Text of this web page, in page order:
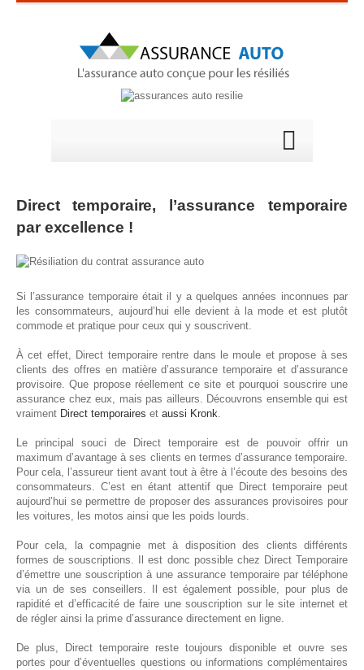
Direct temporaire, l’assurance temporaire
par excellence !
Si l’assurance temporaire était il y a quelques années inconnues par
les consommateurs, aujourd’hui elle devient à la mode et est plutôt
commode et pratique pour ceux qui y souscrivent.
À cet effet, Direct temporaire rentre dans le moule et propose à ses
clients des offres en matière d’assurance temporaire et d’assurance
provisoire. Que propose réellement ce site et pourquoi souscrire une
assurance chez eux, mais pas ailleurs. Découvrons ensemble qui est
vraiment Direct temporaires et aussi Kronk.
Le principal souci de Direct temporaire est de pouvoir offrir un
maximum d’avantage à ses clients en termes d’assurance temporaire.
Pour cela, l’assureur tient avant tout à être à l’écoute des besoins des
consommateurs. C’est en étant attentif que Direct temporaire peut
aujourd’hui se permettre de proposer des assurances provisoires pour
les voitures, les motos ainsi que les poids lourds.
Pour cela, la compagnie met à disposition des clients différents
formes de souscriptions. Il est donc possible chez Direct Temporaire
d’émettre une souscription à une assurance temporaire par téléphone
via un de ses conseillers. Il est également possible, pour plus de
rapidité et d’efficacité de faire une souscription sur le site internet et
de régler ainsi la prime d’assurance directement en ligne.
De plus, Direct temporaire reste toujours disponible et ouvre ses
portes pour d’éventuelles questions ou informations complémentaires